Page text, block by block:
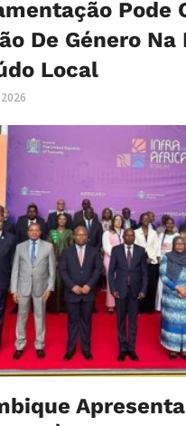
Pode
De Género Na
Local